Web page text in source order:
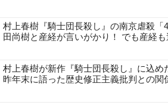
村上春樹『騎士団長殺し』の南京虐殺「
田尚樹と産経が言いがかり！ でも産経も
村上春樹が新作『騎士団長殺し』に込め
昨年末に語った歴史修正主義批判との関